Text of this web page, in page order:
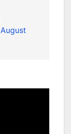
August